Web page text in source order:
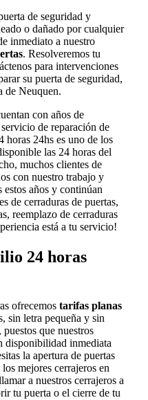
de seguridad y
o dañado por cualquier
inmediato a nuestro
. Resolveremos tu
para intervenciones
su puerta de seguridad,
de Neuquen.
con años de
de reparación de
horas 24hs es uno de los
las 24 horas del
muchos clientes de
con nuestro trabajo y
años y continúan
de cerraduras de puertas,
reemplazo de cerraduras
está a tu servicio!
24 horas
ofrecemos tarifas planas
sin letra pequeña y sin
que nuestros
disponibilidad inmediata
la apertura de puertas
mejores cerrajeros en
a nuestros cerrajeros a
tu puerta o el cierre de tu